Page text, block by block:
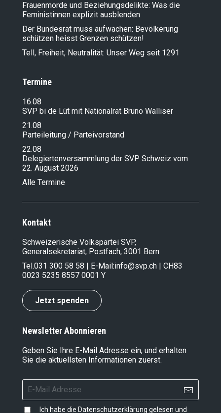
Frauenmorde und Beziehungsdelikte: Was die
Feministinnen explizit ausblenden
Der Bundesrat muss aufwachen: Bevölkerung
schützen heisst Grenzen schützen!
Tell, Freiheit, Neutralität: Unser Weg seit 1291
Termine
16.08
SVP bi de Lüt mit Nationalrat Bruno Walliser
21.08
Parteileitung / Parteivorstand
22.08
Delegiertenversammlung der SVP Schweiz vom
22. August 2026
Alle Termine
Kontakt
Schweizerische Volkspartei SVP,
Generalsekretariat, Postfach, 3001 Bern
Tel.031 300 58 58 | E-Mail:info@svp.ch | CH83
0023 5235 8557 0001 Y
Jetzt spenden
Newsletter Abonnieren
Geben Sie Ihre E-Mail Adresse ein, und erhalten
Sie die aktuellsten Informationen zuerst.
Ich habe die Datenschutzerklärung gelesen und